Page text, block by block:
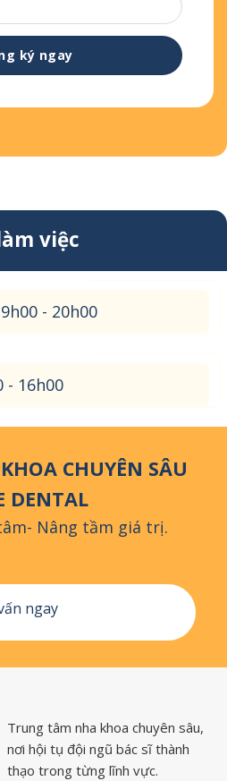
việc
- 20h00
- 16h00
CHUYÊN SÂU
DENTAL
Nâng tầm giá trị.
ngay
Trung tâm nha khoa chuyên sâu,
nơi hội tụ đội ngũ bác sĩ thành
thạo trong từng lĩnh vực.